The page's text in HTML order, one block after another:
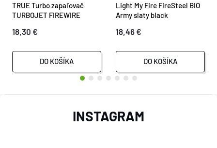
TRUE Turbo zapaľovač
TURBOJET FIREWIRE
18,30 €
DO KOŠÍKA
Light My Fire FireSteel BIO
Army slaty black
18,46 €
DO KOŠÍKA
INSTAGRAM